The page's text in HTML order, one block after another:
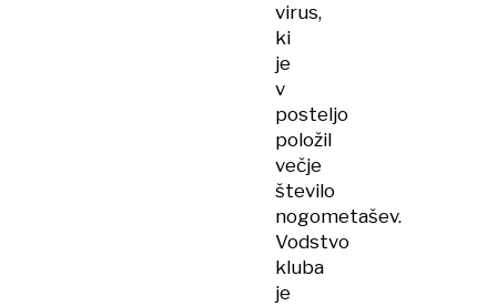
virus,
ki
je
v
posteljo
položil
večje
število
nogometašev.
Vodstvo
kluba
je